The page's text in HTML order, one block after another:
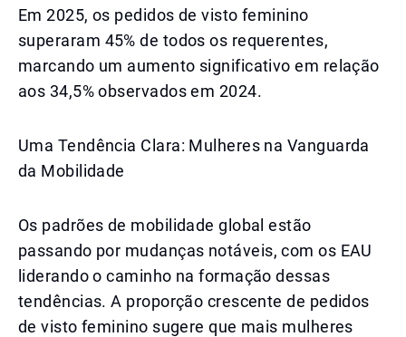
Em 2025, os pedidos de visto feminino
superaram 45% de todos os requerentes,
marcando um aumento significativo em relação
aos 34,5% observados em 2024.
Uma Tendência Clara: Mulheres na Vanguarda
da Mobilidade
Os padrões de mobilidade global estão
passando por mudanças notáveis, com os EAU
liderando o caminho na formação dessas
tendências. A proporção crescente de pedidos
de visto feminino sugere que mais mulheres